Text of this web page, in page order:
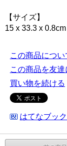
【サイズ】
15 x 33.3 x 0.8cm
この商品につ
この商品を友達
買い物を続ける
はてなブッ